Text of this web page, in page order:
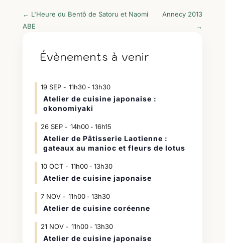
← L'Heure du Bentô de Satoru et Naomi
ABE
Annecy 2013
→
Évènements à venir
19 SEP 11h30- 13h30
Atelier de cuisine japonaise :
okonomiyaki
26 SEP 14h00- 16h15
Atelier de Pâtisserie Laotienne :
gateaux au manioc et fleurs de lotus
10 OCT 11h00- 13h30
Atelier de cuisine japonaise
7 NOV 11h00- 13h30
Atelier de cuisine coréenne
21 NOV 11h00- 13h30
Atelier de cuisine japonaise